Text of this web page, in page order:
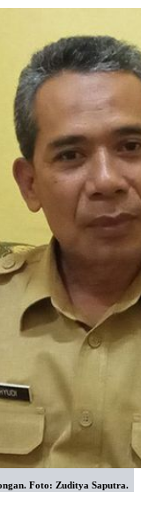
Foto: Zuditya Saputra.